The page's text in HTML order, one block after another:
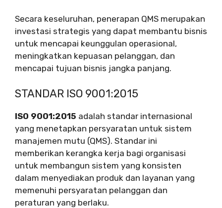
Secara keseluruhan, penerapan QMS merupakan
investasi strategis yang dapat membantu bisnis
untuk mencapai keunggulan operasional,
meningkatkan kepuasan pelanggan, dan
mencapai tujuan bisnis jangka panjang.
STANDAR ISO 9001:2015
ISO 9001:2015 adalah standar internasional
yang menetapkan persyaratan untuk sistem
manajemen mutu (QMS). Standar ini
memberikan kerangka kerja bagi organisasi
untuk membangun sistem yang konsisten
dalam menyediakan produk dan layanan yang
memenuhi persyaratan pelanggan dan
peraturan yang berlaku.